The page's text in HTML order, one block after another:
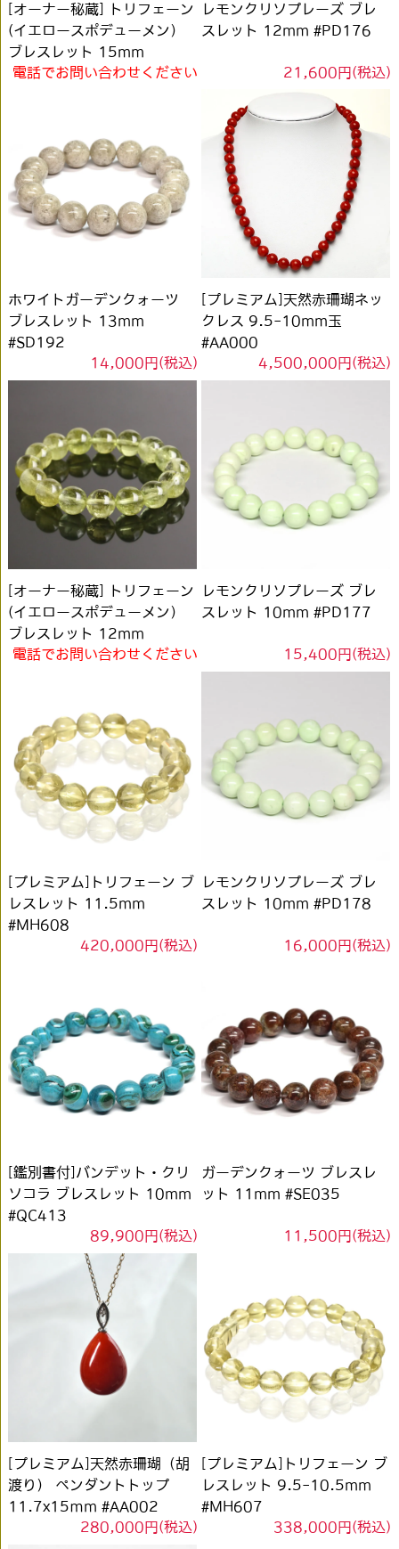
[オーナー秘蔵] トリフェーン
(イエロースポデューメン）
ブレスレット 15mm
#DF006
電話でお問い合わせください
レモンクリソプレーズ ブレ
スレット 12mm #PD176
21,600円(税込)
ホワイトガーデンクォーツ
ブレスレット 13mm
#SD192
14,000円(税込)
[プレミアム]天然赤珊瑚ネッ
クレス 9.5-10mm玉
#AA000
4,500,000円(税込)
[オーナー秘蔵] トリフェーン
(イエロースポデューメン）
ブレスレット 12mm
#DF101
電話でお問い合わせください
レモンクリソプレーズ ブレ
スレット 10mm #PD177
15,400円(税込)
[プレミアム]トリフェーン ブ
レスレット 11.5mm
#MH608
420,000円(税込)
レモンクリソプレーズ ブレ
スレット 10mm #PD178
16,000円(税込)
[鑑別書付]バンデット・クリ
ソコラ ブレスレット 10mm
#QC413
89,900円(税込)
ガーデンクォーツ ブレスレ
ット 11mm #SE035
11,500円(税込)
[プレミアム]天然赤珊瑚（胡
渡り） ペンダントトップ
11.7x15ｍm #AA002
280,000円(税込)
[プレミアム]トリフェーン ブ
レスレット 9.5-10.5mm
#MH607
338,000円(税込)